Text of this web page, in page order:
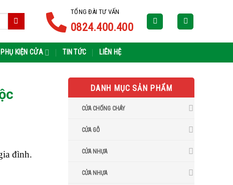
TỔNG ĐÀI TƯ VẤN
0824.400.400
PHỤ KIỆN CỬA TIN TỨC LIÊN HỆ
đình.
DANH MỤC SẢN PHẨM
CỬA CHỐNG CHÁY
CỬA GỖ
CỬA NHỰA
CỬA NHỰA